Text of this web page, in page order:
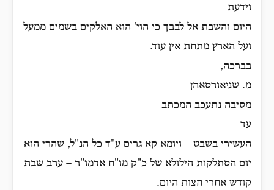
וידעת
היום והשבת אל לבבך כי הוי' הוא האלקים בשמים ממעל
ועל הארץ מתחת אין עוד.
בברכה,
מ. שניאורסאהן
מסיבה נתעכב המכתב
עד
העשירי בשבט – ויומא קא גרים ע"ד כל הנ"ל, שהרי הוא
יום הסתלקות הילולא של כ"ק מו"ח אדמו"ר – ערב שבת
קודש אחרי חצות היום.